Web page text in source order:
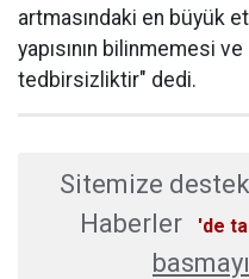
artmasındaki en büyük
yapısının bilinmemesi
tedbirsizliktir" dedi.
Sitemize
Haberler
'de